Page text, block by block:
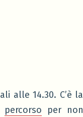
alle 14.30. C’è la
percorso per non